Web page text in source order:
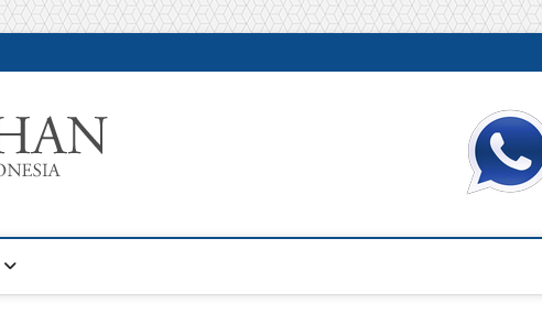
INFORMASI PELATIHAN DAN SERTIFIKASI TERBAIK DI INDONESIA